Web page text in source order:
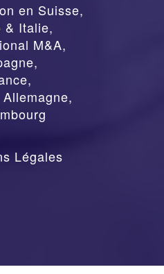
en Suisse,
& Italie,
M&A,
,
,
,
Légales